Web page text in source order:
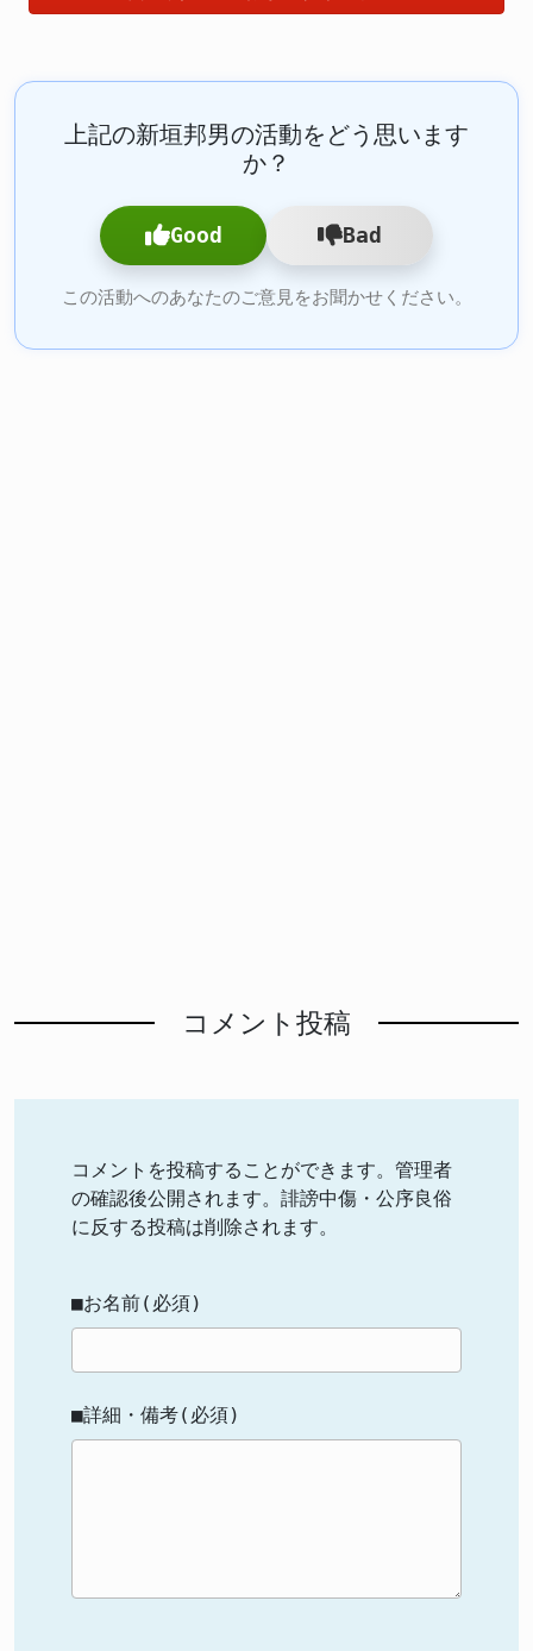
上記の新垣邦男の活動をどう思います
か？
Good Bad
この活動へのあなたのご意見をお聞かせください。
コメント投稿
コメントを投稿することができます。管理者
の確認後公開されます。誹謗中傷・公序良俗
に反する投稿は削除されます。
■お名前(必須)
■詳細・備考(必須)